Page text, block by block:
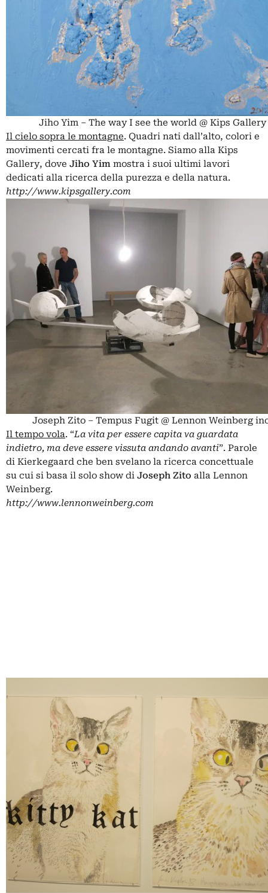
Jiho Yim – The way I see the world @ Kips Gallery
Il cielo sopra le montagne. Quadri nati dall’alto, colori e
movimenti cercati fra le montagne. Siamo alla Kips
Gallery, dove Jiho Yim mostra i suoi ultimi lavori
dedicati alla ricerca della purezza e della natura.
http://www.kipsgallery.com
Joseph Zito – Tempus Fugit @ Lennon Weinberg
Il tempo vola. “La vita per essere capita va guardata
indietro, ma deve essere vissuta andando avanti”. Parole
di Kierkegaard che ben svelano la ricerca concettuale
su cui si basa il solo show di Joseph Zito alla Lennon
Weinberg.
http://www.lennonweinberg.com